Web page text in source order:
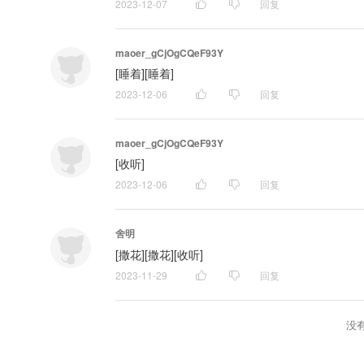
2023-12-07 回复
maoer_gCjOgCQeF93Y
[睡着][睡着]
2023-12-06 回复
maoer_gCjOgCQeF93Y
[收听]
2023-12-06 回复
舍明
[撒花][撒花][收听]
2023-11-29 回复
没